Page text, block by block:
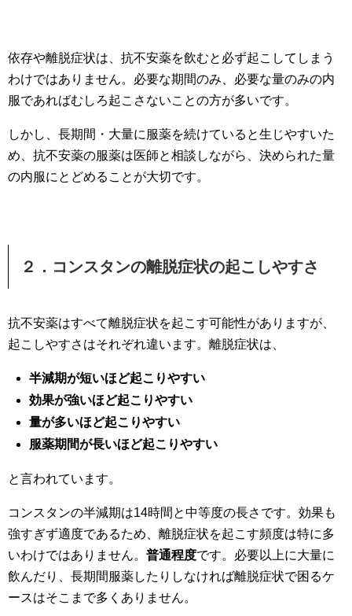
依存や離脱症状は、抗不安薬を飲むと必ず起こしてしまう
わけではありません。必要な期間のみ、必要な量のみの内
服であればむしろ起こさないことの方が多いです。
しかし、長期間・大量に服薬を続けていると生じやすいた
め、抗不安薬の服薬は医師と相談しながら、決められた量
の内服にとどめることが大切です。
２．コンスタンの離脱症状の起こしやすさ
抗不安薬はすべて離脱症状を起こす可能性がありますが、
起こしやすさはそれぞれ違います。離脱症状は、
半減期が短いほど起こりやすい
効果が強いほど起こりやすい
量が多いほど起こりやすい
服薬期間が長いほど起こりやすい
と言われています。
コンスタンの半減期は14時間と中等度の長さです。効果も
強すぎず適度であるため、離脱症状を起こす頻度は特に多
いわけではありません。 普通程度です。必要以上に大量に
飲んだり、長期間服薬したりしなければ離脱症状で困るケ
ースはそこまで多くありません。